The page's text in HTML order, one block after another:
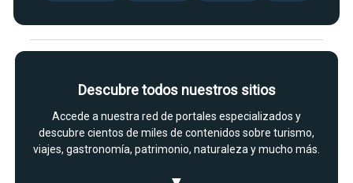
Descubre todos nuestros sitios
Accede a nuestra red de portales especializados y
descubre cientos de miles de contenidos sobre turismo,
viajes, gastronomía, patrimonio, naturaleza y mucho más.